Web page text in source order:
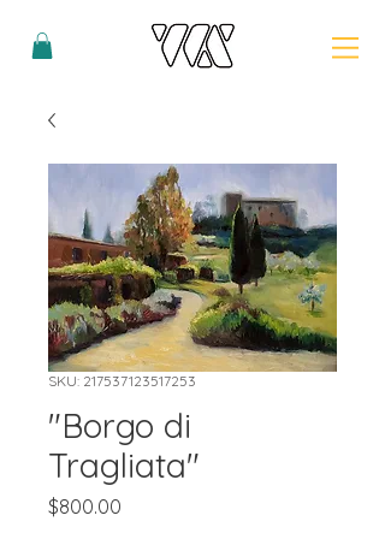
SKU: 217537123517253
"Borgo di
Tragliata"
$800.00